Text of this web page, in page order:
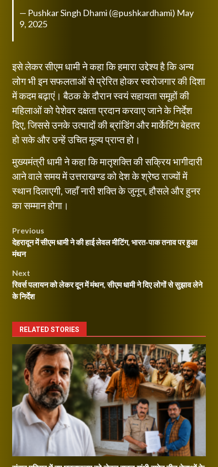
— Pushkar Singh Dhami (@pushkardhami) May
9, 2025
इसे लेकर सीएम धामी ने कहा कि हमारा उद्देश्य है कि अन्य
लोग भी इन सफलताओं से प्रेरित होकर स्वरोजगार की दिशा
में कदम बढ़ाएं। बैठक के दौरान स्वयं सहायता समूहों की
महिलाओं को पेशेवर दक्षता प्रदान करवाए जाने के निर्देश
दिए, जिससे उनके उत्पादों की ब्रांडिंग और मार्केटिंग बेहतर
हो सके और उन्हें उचित मूल्य प्राप्त हो।
मुख्यमंत्री धामी ने कहा कि मातृशक्ति की सक्रिय भागीदारी
आने वाले समय में उत्तराखण्ड को देश के श्रेष्ठ राज्यों में
स्थान दिलाएगी, जहाँ नारी शक्ति के जुनून, हौसले और हुनर
का सम्मान होगा।
Post
navigation
Previous
देहरादून में सीएम धामी ने की हाई लेवल मीटिंग, भारत-पाक तनाव पर हुआ
मंथन
Next
रिवर्स पलायन को लेकर दून में मंथन, सीएम धामी ने दिए लोगों से सुझाव लेने
के निर्देश
RELATED STORIES